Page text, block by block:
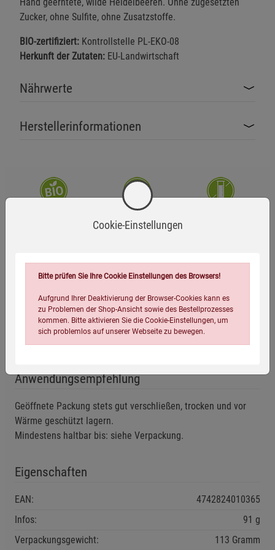
Zucker, ohne Sulfite, ohne Zusatzstoffe.
BIO-zertifiziert: Kontrollstelle PL-EKO-08
Herkunft der Zutaten: EU-Landwirtschaft
Nährwerte
Herstellerinformationen
Ohne Gentechnik
Zutaten
Wildheidelbeerpulver (gefriergetrocknet) aus kontrolliert
Anwendungsempfehlung
Geöffnete Packung stets gut verschließen, trocken und vor
Wärme geschützt lagern.
Mindestens haltbar bis: siehe Verpackung.
Eigenschaften
EAN:
4742824010365
Infos:
91 g
Verpackungsgewicht:
113 Gramm
Cookie-Einstellungen
Bitte prüfen Sie Ihre Cookie Einstellungen des Browsers!
Aufgrund Ihrer Deaktivierung der Browser-Cookies kann es
zu Problemen der Shop-Ansicht sowie des Bestellprozesses
kommen. Bitte aktivieren Sie die Cookie-Einstellungen, um
sich problemlos auf unserer Webseite zu bewegen.
Einstellungen speichern für die GruppeEinstellungen speichern für die Gruppe
Zurück Einstellungen speichern für die Gruppe
Einwilligung nicht erteilen
Notwendige Cookies (5)